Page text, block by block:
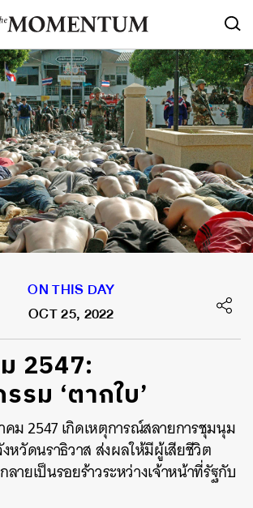
ON THIS DAY
OCT 25, 2022
2547:
รม ‘ตากใบ’
ม 2547 เกิดเหตุการณ์สลายการชุมนุม
หวัดนราธิวาส ส่งผลให้มีผู้เสียชีวิต
ลายเป็นรอยร้าวระหว่างเจ้าหน้าที่รัฐกับ